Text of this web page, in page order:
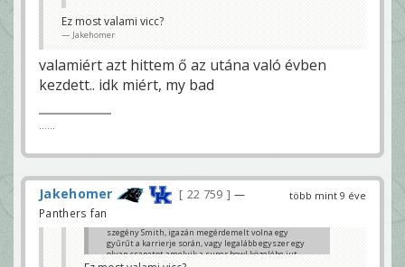
Ez most valami vicc?
Jakehomer
valamiért azt hittem ő az utána való évben
kezdett.. idk miért, my bad
......
több mint 9 éve
Jakehomer 22 759
—
Panthers fan
szegény Smith, igazán megérdemelt volna egy
gyűrűt a karrierje során, vagy legalább egyszer egy
olyan csapatot amelyik a super bowl közelébe jut
sLyNz